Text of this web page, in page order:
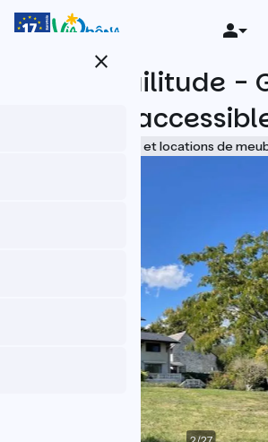
Aller
close
La Tranquilitude -
L'Indus -
Gîtes et locations de
2/27